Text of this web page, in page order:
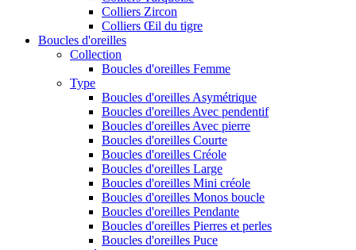
Colliers Zircon
Colliers Œil du tigre
Boucles d'oreilles
Collection
Boucles d'oreilles Femme
Type
Boucles d'oreilles Asymétrique
Boucles d'oreilles Avec pendentif
Boucles d'oreilles Avec pierre
Boucles d'oreilles Courte
Boucles d'oreilles Créole
Boucles d'oreilles Large
Boucles d'oreilles Mini créole
Boucles d'oreilles Monos boucle
Boucles d'oreilles Pendante
Boucles d'oreilles Pierres et perles
Boucles d'oreilles Puce